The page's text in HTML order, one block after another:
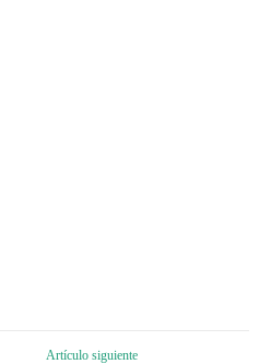
Artículo siguiente